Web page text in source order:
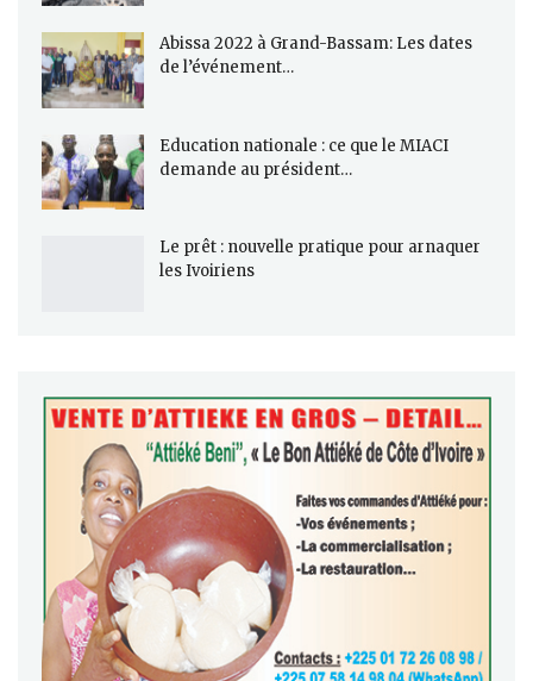
Abissa 2022 à Grand-Bassam: Les dates
de l’événement…
Education nationale : ce que le MIACI
demande au président…
Le prêt : nouvelle pratique pour arnaquer
les Ivoiriens